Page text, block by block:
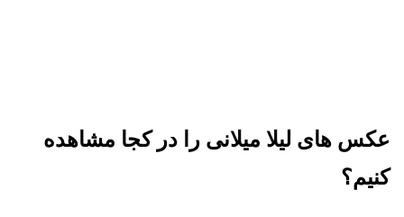
عکس های لیلا میلانی را در کجا مشاهده
کنیم؟